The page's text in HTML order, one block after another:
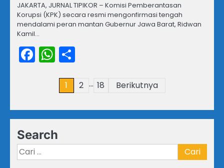
JAKARTA, JURNAL TIPIKOR – Komisi Pemberantasan
Korupsi (KPK) secara resmi mengonfirmasi tengah
mendalami peran mantan Gubernur Jawa Barat, Ridwan
Kamil…
Facebook
WhatsApp
Paginasi1 2 … 18 Berikutnya
Search
Cari
untuk: